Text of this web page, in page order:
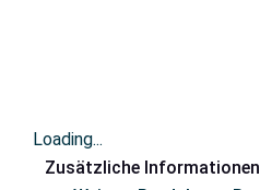
Loading...
Zusätzliche Informationen